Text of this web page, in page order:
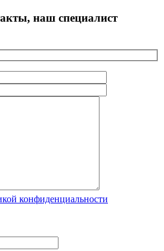
наш специалист
конфиденциальности